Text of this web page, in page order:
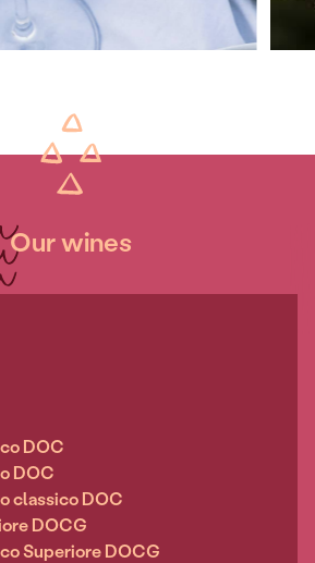
Our wines
DOC
DOC
classico DOC
DOCG
Superiore DOCG